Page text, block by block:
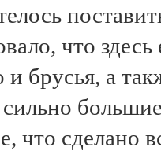
что
и брусья, а
что сделано